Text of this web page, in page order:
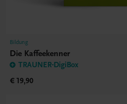
Bildung
Die Kaffeekenner
TRAUNER-DigiBox
€ 19,90